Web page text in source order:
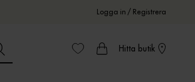
Logga in / Registrera
Hitta butik